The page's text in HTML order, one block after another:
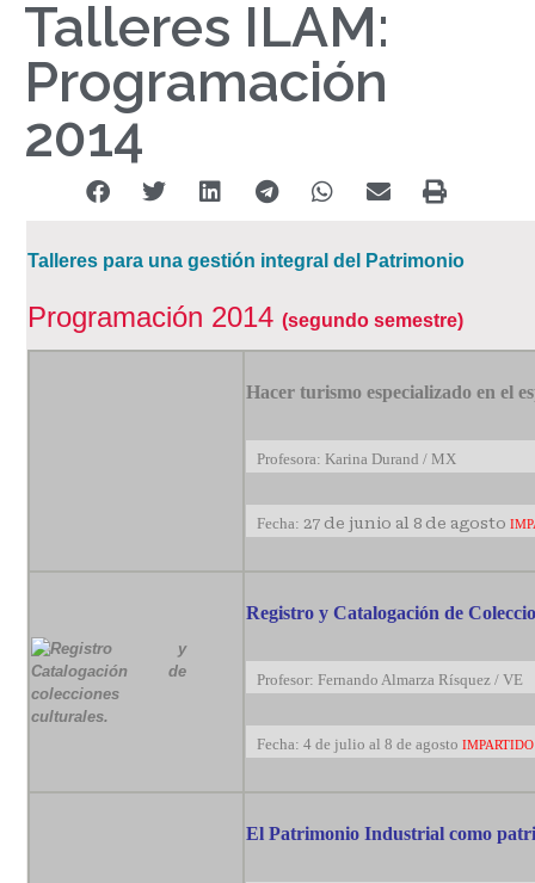
Talleres ILAM:
Programación
2014
Talleres para una gestión integral del Patrimonio
Programación 2014 (segundo semestre)
Hacer turismo especializado en el
Profesora: Karina Durand / MX
Fecha: 27 de junio al 8 de agosto
Registro y Catalogación de
Profesor: Fernando Almarza Rísquez / VE
Fecha: 4 de julio al 8 de agosto IMPARTIDO
El Patrimonio Industrial como